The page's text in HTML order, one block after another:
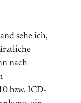
sehe ich,
nach
bzw. ICD-